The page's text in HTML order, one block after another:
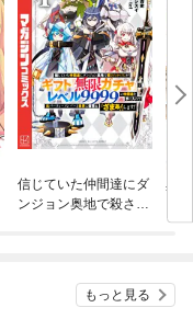
信じていた仲間達にダ
ンジョン奥地で殺され
れて元パーティーメン
バーと世界に復讐＆
異
もっと見る